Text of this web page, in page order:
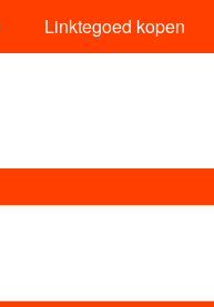
Linktegoed kopen